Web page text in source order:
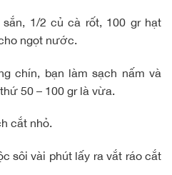
1/2 củ cà rốt, 100 gr hạt
ngọt nước.
chín, bạn làm sạch nấm và
50 – 100 gr là vừa.
cắt nhỏ.
sôi vài phút lấy ra vắt ráo cắt